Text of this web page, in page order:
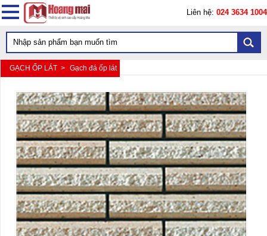
Liên hệ: 024 3634 1004
GẠCH ỐP LÁT > Gạch đá ốp lát